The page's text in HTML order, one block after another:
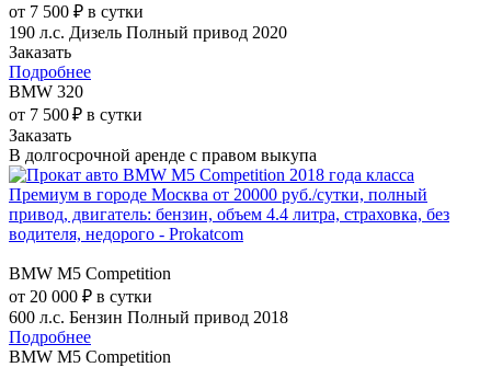
от 7 500 ₽ в сутки
190 л.с. Дизель Полный привод 2020
Заказать
Подробнее
BMW 320
от 7 500 ₽ в сутки
Заказать
В долгосрочной аренде с правом выкупа
BMW M5 Competition
от 20 000 ₽ в сутки
600 л.с. Бензин Полный привод 2018
Подробнее
BMW M5 Competition